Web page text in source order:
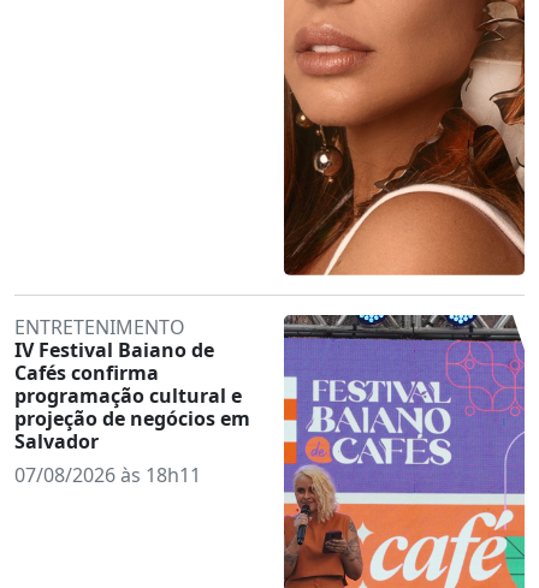
ENTRETENIMENTO
IV Festival Baiano de
Cafés confirma
programação cultural e
projeção de negócios em
Salvador
07/08/2026 às 18h11